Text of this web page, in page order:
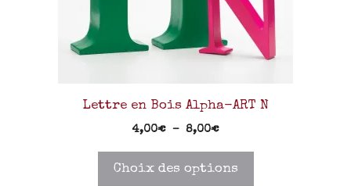
Lettre en Bois Alpha-ART N
4,00€ – 8,00€
Choix des options